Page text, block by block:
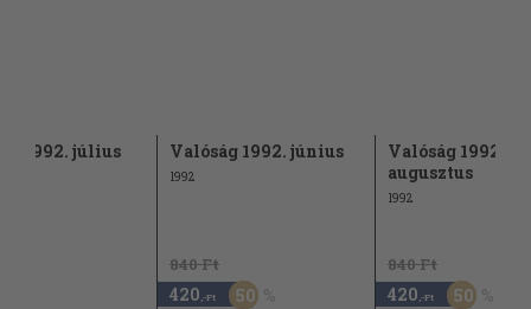
1992. július Valóság 1992. június
1992
840 Ft
420 ,-Ft 50
Valóság 1992.
augusztus
1992
840 Ft
420 ,-Ft 50